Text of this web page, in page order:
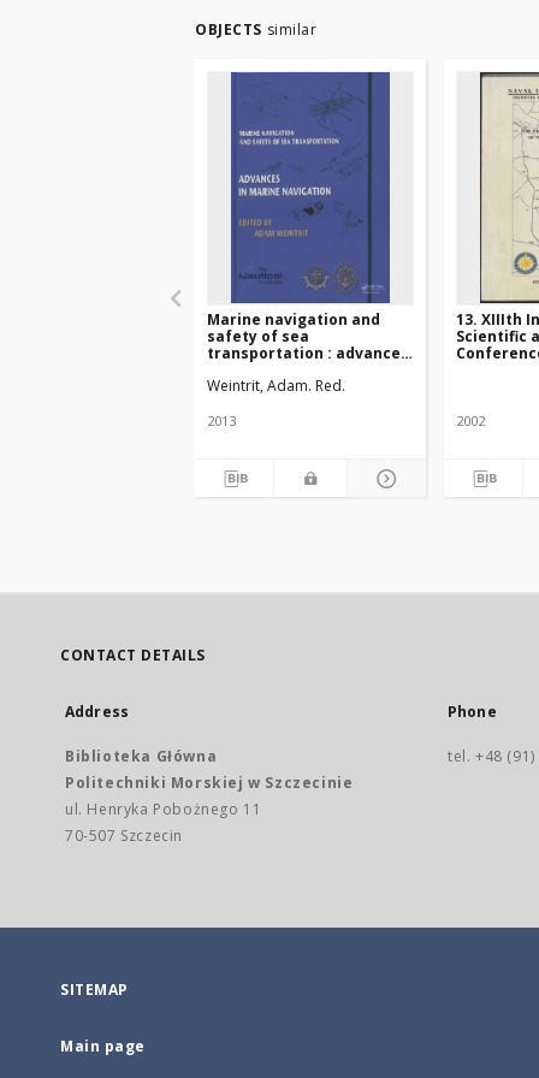
OBJECTS similar
Marine navigation and
safety of sea
transportation : advances
Weintrit, Adam. Red.
2013
13. XIIIth
Scientific
Gdynia,
2002
CONTACT DETAILS
Address
Biblioteka Główna
Politechniki Morskiej w Szczecinie
ul. Henryka Pobożnego 11
70-507 Szczecin
Phone
tel. +48
SITEMAP
Main page